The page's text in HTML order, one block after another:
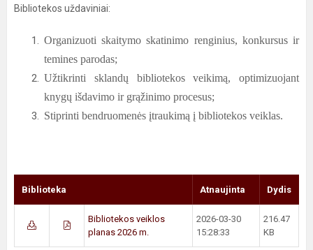
Bibliotekos uždaviniai:
Organizuoti skaitymo skatinimo renginius, konkursus ir
temines parodas;
Užtikrinti sklandų bibliotekos veikimą, optimizuojant
knygų išdavimo ir grąžinimo procesus;
Stiprinti bendruomenės įtraukimą į bibliotekos veiklas.
Biblioteka Atnaujinta Dydis
Bibliotekos veiklos
planas 2026 m.
2026-03-30
15:28:33
216.47
KB